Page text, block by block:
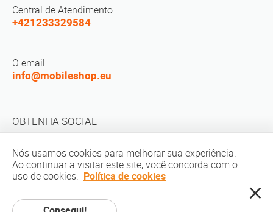
Central de Atendimento
+421233329584
O email
info@mobileshop.eu
OBTENHA SOCIAL
direito autoral © 2010-2026 MobileShop.eu. Todos os direitos reservados.
Nós usamos cookies para melhorar sua experiência.
Ao continuar a visitar este site, você concorda com o
uso de cookies. Política de cookies